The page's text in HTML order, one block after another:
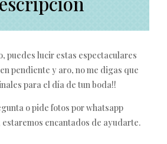
puedes lucir estas espectaculares
pendiente y aro, no me digas que
para el día de tun boda!!
o pide fotos por whatsapp
estaremos encantados de ayudarte.